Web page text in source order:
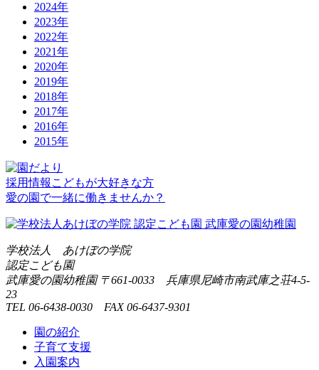
2024年
2023年
2022年
2021年
2020年
2019年
2018年
2017年
2016年
2015年
採用情報 こどもが大好きな方
愛の園で一緒に働きませんか？
学校法人 あけぼの学院
認定こども園
武庫愛の園幼稚園 〒661-0033 兵庫県尼崎市南武庫之荘4-5-
23
TEL 06-6438-0030 FAX 06-6437-9301
園の紹介
子育て支援
入園案内